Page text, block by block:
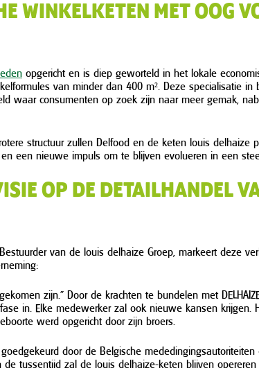
WINKELKETEN MET OOG
opgericht en is diep geworteld in het lokale
van minder dan 400 m². Deze specialisatie in
waar consumenten op zoek zijn naar meer gemak,
structuur zullen Delfood en de keten louis delhaize
een nieuwe impuls om te blijven evolueren in een
OP DE DETAILHANDEL
van de louis delhaize Groep, markeert deze
zijn.” Door de krachten te bundelen met
in. Elke medewerker zal ook nieuwe kansen krijgen.
werd opgericht door zijn broers.
door de Belgische
tussentijd zal de louis delhaize-keten blijven